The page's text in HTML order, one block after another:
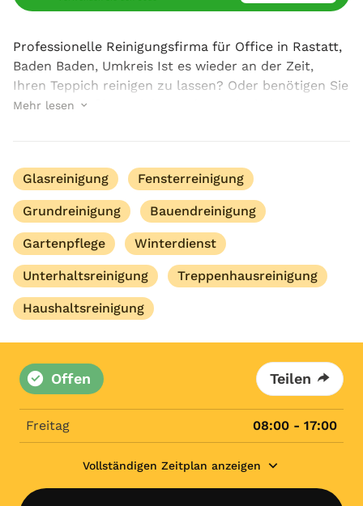
Professionelle Reinigungsfirma für Office in Rastatt,
Baden Baden, Umkreis Ist es wieder an der Zeit,
Ihren Teppich reinigen zu lassen? Oder benötigen Sie
eine regelmäßige Reinigung der Bodenbeläge in
Mehr lesen
Glasreinigung Fensterreinigung
Grundreinigung Bauendreinigung
Gartenpflege Winterdienst
Unterhaltsreinigung Treppenhausreinigung
Haushaltsreinigung
Offen Teilen
Freitag 08:00 - 17:00
Vollständigen Zeitplan anzeigen